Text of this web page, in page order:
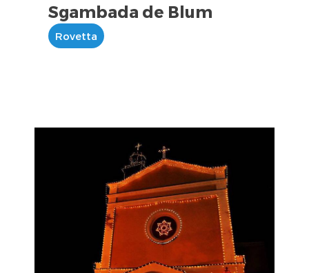
Sgambada de Blum
Rovetta